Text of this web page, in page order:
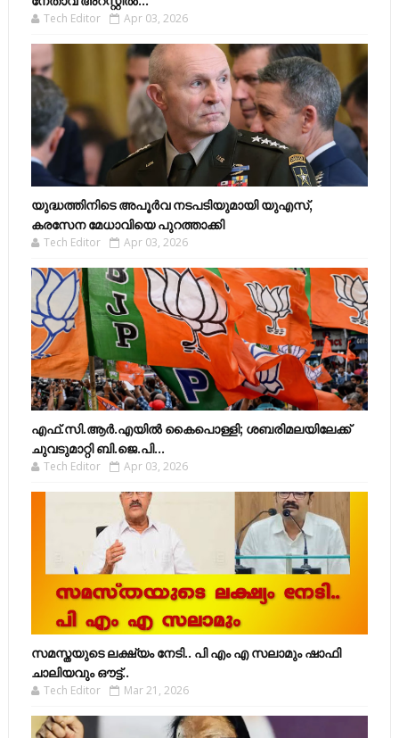
Tech Editor Apr 03, 2026
യുദ്ധത്തിനിടെ അപൂർവ നടപടിയുമായി യുഎസ്,
കരസേന മേധാവിയെ പുറത്താക്കി
Tech Editor Apr 03, 2026
എഫ്​.സി.ആർ.എയിൽ കൈപൊള്ളി; ശബരിമലയിലേക്ക്​
ചുവടുമാറ്റി ബി.ജെ.പി...
Tech Editor Apr 03, 2026
സമസ്തയുടെ ലക്ഷ്യം നേടി.. പി എം എ സലാമും ഷാഫി
ചാലിയവും ഔട്ട്..
Tech Editor Mar 21, 2026